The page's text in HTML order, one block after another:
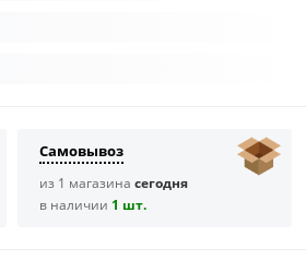
Самовывоз
из 1 магазина сегодня
в наличии 1 шт.